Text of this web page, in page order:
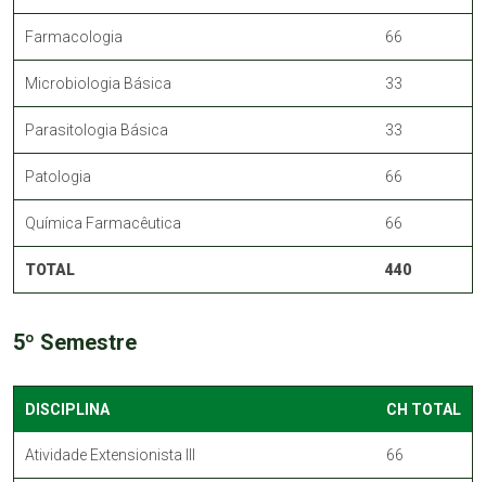
Farmacologia 66
Microbiologia Básica 33
Parasitologia Básica 33
Patologia 66
Química Farmacêutica 66
TOTAL 440
5º Semestre
DISCIPLINA CH TOTAL
Atividade Extensionista III 66